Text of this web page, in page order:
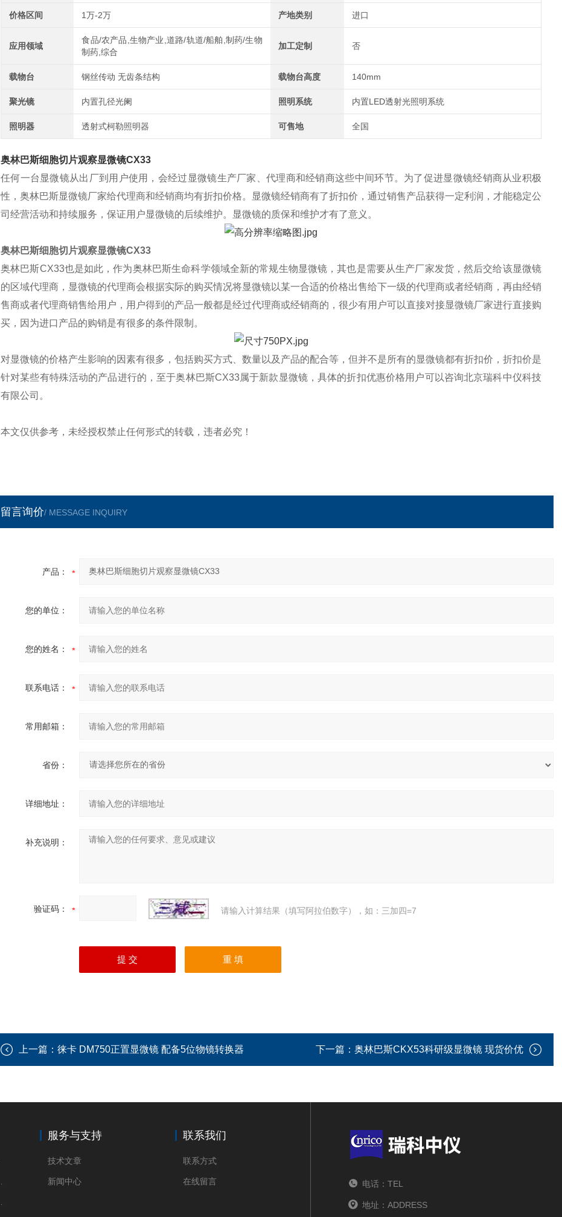
价格区间 1万-2万 产地类别 进口
应用领域
食品/农产品,生物产业,道路/轨道/船舶,制药/生物
制药,综合
加工定制 否
载物台 钢丝传动 无齿条结构 载物台高度 140mm
聚光镜 内置孔径光阑 照明系统 内置LED透射光照明系统
照明器 透射式柯勒照明器 可售地 全国
奥林巴斯细胞切片观察显微镜CX33
任何一台显微镜从出厂到用户使用，会经过显微镜生产厂家、代理商和经销商这些中间环节。为了促进显微镜经销商从业积极
性，奥林巴斯显微镜厂家给代理商和经销商均有折扣价格。显微镜经销商有了折扣价，通过销售产品获得一定利润，才能稳定公
司经营活动和持续服务，保证用户显微镜的后续维护。显微镜的质保和维护才有了意义。
奥林巴斯细胞切片观察显微镜CX33
奥林巴斯CX33也是如此，作为奥林巴斯生命科学领域全新的常规生物显微镜，其也是需要从生产厂家发货，然后交给该显微镜
的区域代理商，显微镜的代理商会根据实际的购买情况将显微镜以某一合适的价格出售给下一级的代理商或者经销商，再由经销
售商或者代理商销售给用户，用户得到的产品一般都是经过代理商或经销商的，很少有用户可以直接对接显微镜厂家进行直接购
买，因为进口产品的购销是有很多的条件限制。
对显微镜的价格产生影响的因素有很多，包括购买方式、数量以及产品的配合等，但并不是所有的显微镜都有折扣价，折扣价是
针对某些有特殊活动的产品进行的，至于奥林巴斯CX33属于新款显微镜，具体的折扣优惠价格用户可以咨询北京瑞科中仪科技
有限公司。
本文仅供参考，未经授权禁止任何形式的转载，违者必究！
留言询价/ MESSAGE INQUIRY
产品：
您的单位：
您的姓名：
联系电话：
常用邮箱：
省份：
详细地址：
补充说明：
验证码： 请输入计算结果（填写阿拉伯数字），如：三加四=7
上一篇： 徕卡 DM750正置显微镜 配备5位物镜转换器 下一篇： 奥林巴斯CKX53科研级显微镜 现货价优
服务与支持
技术文章
新闻中心
联系我们
联系方式
在线留言 电话：TEL
地址：ADDRESS